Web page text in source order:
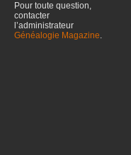
Pour toute question,
contacter
l’administrateur
Généalogie Magazine.